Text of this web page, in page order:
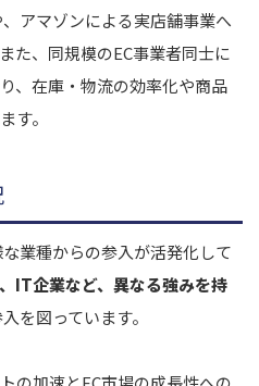
アマゾンによる実店舗事業へ
た、同規模のEC事業者同士に
、在庫・物流の効率化や商品
す。
業種からの参入が活発化して
IT企業など、異なる強みを持
を図っています。